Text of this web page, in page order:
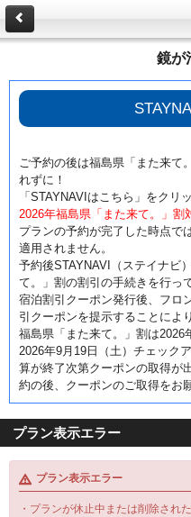
鏡が
ご予約の後は福島県「また来て
れずに！
「STAYNAVIはこちら」をクリ
2026年福島県「また来て。」
プランの予約が完了した時点で
適用されません。
予約後STAYNAVI（ステイナビ
て。」割の割引の手続きを行っ
宿泊割引クーポン発行後、フロ
引クーポンを提示することによ
福島県「また来て。」割は2026
2026年9月19日（土）チェック
算が終了次第クーポンの取得が
約の後、クーポンのご取得をお
プラン表示エラー
プラン表示エラー
・プランが休止中または削除され